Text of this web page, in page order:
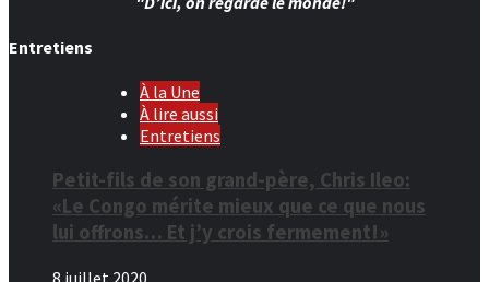
Entretiens
À la Une
À lire aussi
Entretiens
Petit-fils de son grand-père, Chris Ileo:
«Le Congo mérite mieux que ce que nous
lui offrons… Et j’y crois fermement!»
8 juillet 2020